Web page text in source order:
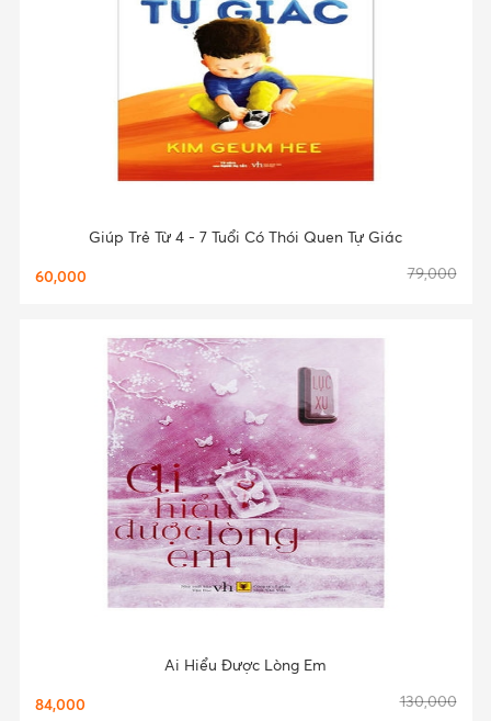
Giúp Trẻ Từ 4 - 7 Tuổi Có Thói Quen Tự Giác
60,000 79,000
Ai Hiểu Được Lòng Em
84,000 130,000